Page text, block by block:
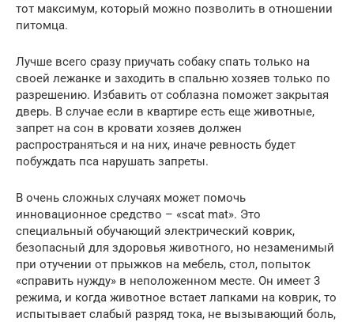
тот максимум, который можно позволить в отношении
питомца.
Лучше всего сразу приучать собаку спать только на
своей лежанке и заходить в спальню хозяев только по
разрешению. Избавить от соблазна поможет закрытая
дверь. В случае если в квартире есть еще животные,
запрет на сон в кровати хозяев должен
распространяться и на них, иначе ревность будет
побуждать пса нарушать запреты.
В очень сложных случаях может помочь
инновационное средство – «scat mat». Это
специальный обучающий электрический коврик,
безопасный для здоровья животного, но незаменимый
при отучении от прыжков на мебель, стол, попыток
«справить нужду» в неположенном месте. Он имеет 3
режима, и когда животное встает лапками на коврик, то
испытывает слабый разряд тока, не вызывающий боль,